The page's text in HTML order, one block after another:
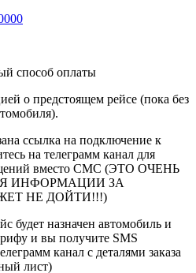
способ оплаты
о предстоящем рейсе (пока без
ссылка на подключение к
на телеграмм канал для
вместо СМС (ЭТО ОЧЕНЬ
ИНФОРМАЦИИ ЗА
НЕ ДОЙТИ!!!)
будет назначен автомобиль и
и вы получите SMS
канал с деталями заказа
лист)